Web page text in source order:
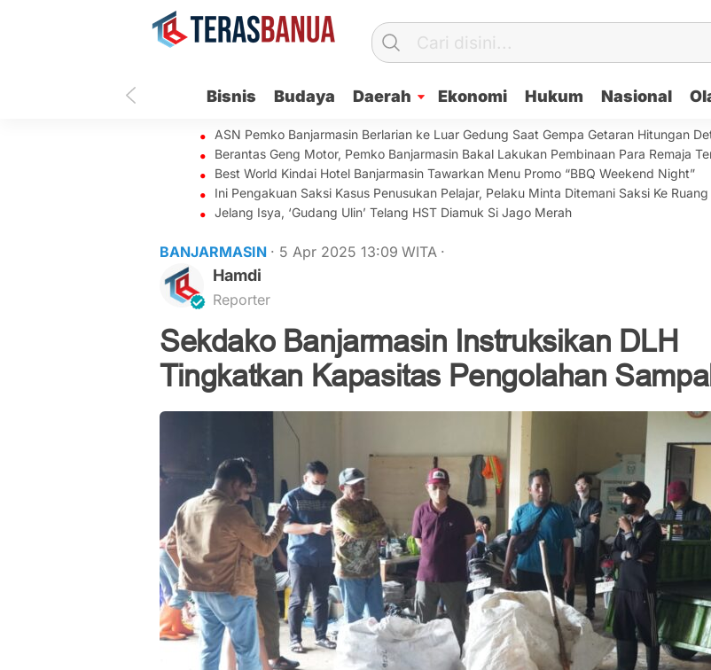
Bisnis Budaya Daerah Ekonomi Hukum Nasional
ASN Pemko Banjarmasin Berlarian ke Luar Gedung Saat Gempa Getaran Hitungan
Berantas Geng Motor, Pemko Banjarmasin Bakal Lakukan Pembinaan Para Remaja
Best World Kindai Hotel Banjarmasin Tawarkan Menu Promo “BBQ Weekend Night”
Ini Pengakuan Saksi Kasus Penusukan Pelajar, Pelaku Minta Ditemani Saksi Ke
Jelang Isya, ‘Gudang Ulin’ Telang HST Diamuk Si Jago Merah
BANJARMASIN · 5 Apr 2025 13:09 WITA ·
Hamdi
Reporter
Sekdako Banjarmasin Instruksikan DLH
Tingkatkan Kapasitas Pengolahan